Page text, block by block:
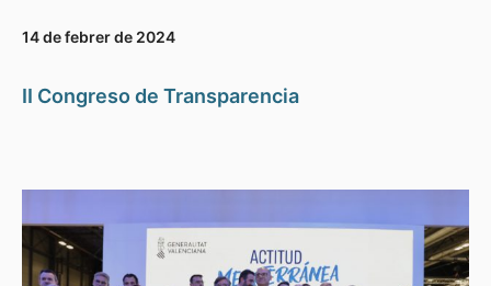
14 de febrer de 2024
II Congreso de Transparencia